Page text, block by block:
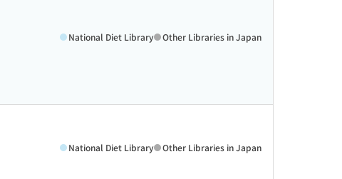
National Diet Library Other Libraries in Japan
National Diet Library Other Libraries in Japan